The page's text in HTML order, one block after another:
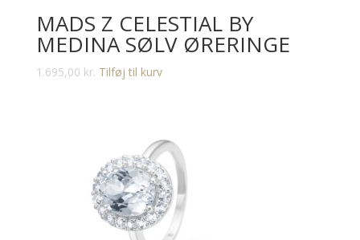
MADS Z CELESTIAL BY
MEDINA SØLV ØRERINGE
1.695,00 kr. Tilføj til kurv